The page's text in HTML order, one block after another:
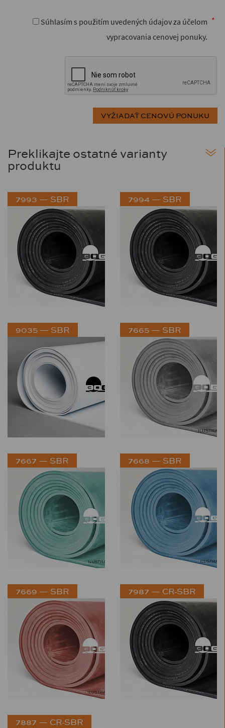
Preklikajte ostatné varianty
produktu
7993 — SBR 7994 — SBR
9035 — SBR 7665 — SBR
7667 — SBR 7668 — SBR
7669 — SBR 7987 — CR-SBR
7887 — CR-SBR
vypracovania cenovej ponuky.